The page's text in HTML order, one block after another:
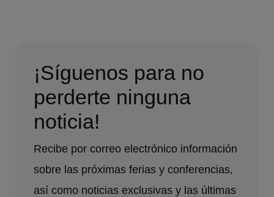
¡Síguenos para no
perderte ninguna
noticia!
Recibe por correo electrónico información
sobre las próximas ferias y conferencias,
así como noticias exclusivas y las últimas